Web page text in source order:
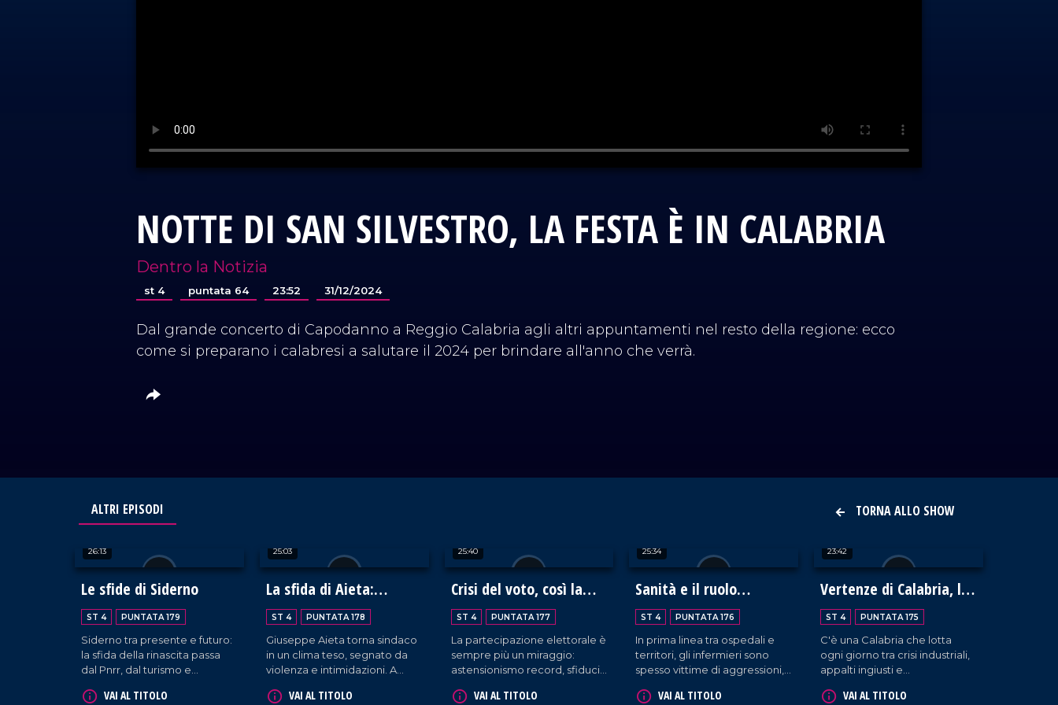
NOTTE DI SAN SILVESTRO, LA FESTA È IN CALABRIA
Dentro la Notizia
st 4 puntata 64 23:52 31/12/2024
Dal grande concerto di Capodanno a Reggio Calabria agli altri appuntamenti nel resto della regione: ecco
come si preparano i calabresi a salutare il 2024 per brindare all'anno che verrà.
TORNA ALLO SHOW
ALTRI EPISODI
26:13
Le sfide di Siderno
ST 4 PUNTATA 179
Siderno tra presente e futuro:
la sfida della rinascita passa
dal Pnrr, dal turismo e
Mariateresa Fragomeni, per
VAI AL TITOLO
25:03
La sfida di Aieta:
riportare lo Stato a
Cetraro
ST 4 PUNTATA 178
Giuseppe Aieta torna sindaco
in un clima teso, segnato da
violenza e intimidazioni. A
appello: lo Stato sostenga i
VAI AL TITOLO
25:40
Crisi del voto, così la
democrazia è a rischio
ST 4 PUNTATA 177
La partecipazione elettorale è
sempre più un miraggio:
astensionismo record, sfiducia
Può dirsi davvero
VAI AL TITOLO
25:34
Sanità e il ruolo
strategico degli
infermieri
ST 4 PUNTATA 176
In prima linea tra ospedali e
territori, gli infermieri sono
spesso vittime di aggressioni,
del sistema sanitario. Ospite
VAI AL TITOLO
23:42
Vertenze di Calabria, le
battaglie della Fiom
CGIL
ST 4 PUNTATA 175
C'è una Calabria che lotta
ogni giorno tra crisi industriali,
appalti ingiusti e
dei lavoratori lasciati indietro,
VAI AL TITOLO